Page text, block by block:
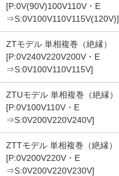
[P:0V(90V)100V110V・E
⇒S:0V100V110V115V(120V)]
ZTモデル 単相複巻（絶縁）
[P:0V240V220V200V・E
⇒S:0V100V110V115V]
ZTUモデル 単相複巻（絶縁）
[P:0V100V110V・E
⇒S:0V200V220V240V]
ZTTモデル 単相複巻（絶縁）
[P:0V200V220V・E
⇒S:0V200V220V230V]